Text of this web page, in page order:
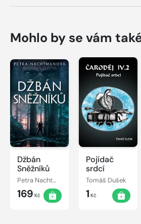
Mohlo by se vám
Džbán
Sněžníků
Petra Nachtmanová
169 Kč
Pojídač
srdcí
Tomáš Dušek
1 Kč